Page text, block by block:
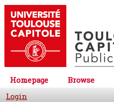
Homepage Browse
Login